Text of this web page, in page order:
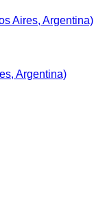
Aires, Argentina)
Argentina)